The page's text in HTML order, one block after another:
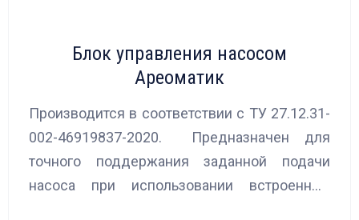
Блок управления насосом
Ареоматик
Производится в соответствии с ТУ 27.12.31-
002-46919837-2020. Предназначен для
точного поддержания заданной подачи
насоса при использовании встроенных